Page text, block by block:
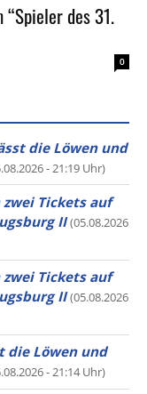
des 31.
0
die Löwen und
- 21:19 Uhr)
Tickets auf
II (05.08.2026
Tickets auf
II (05.08.2026
die Löwen und
- 21:14 Uhr)